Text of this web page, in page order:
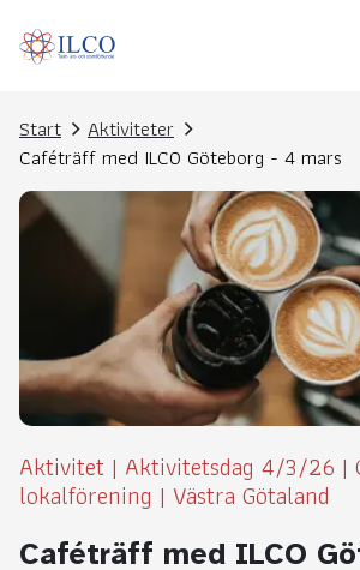
Start
Aktiviteter
Caféträff med ILCO Göteborg - 4 mars
Aktivitet | Aktivitetsdag 4/3/26 |
lokalförening | Västra Götaland
Caféträff med ILCO